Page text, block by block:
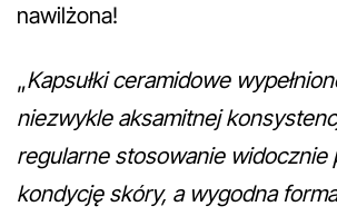
nawilżona!
„Kapsułki ceramidowe
niezwykle aksamitnej
regularne stosowanie widocznie
kondycję skóry, a wygodna